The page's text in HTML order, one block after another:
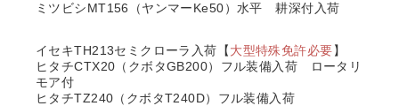
ミツビシMT156（ヤンマーKe50）水平 耕深付入荷
イセキTH213セミクローラ入荷【大型特殊免許必要】
ヒタチCTX20（クボタGB200）フル装備入荷 ロータリ
モア付
ヒタチTZ240（クボタT240D）フル装備入荷